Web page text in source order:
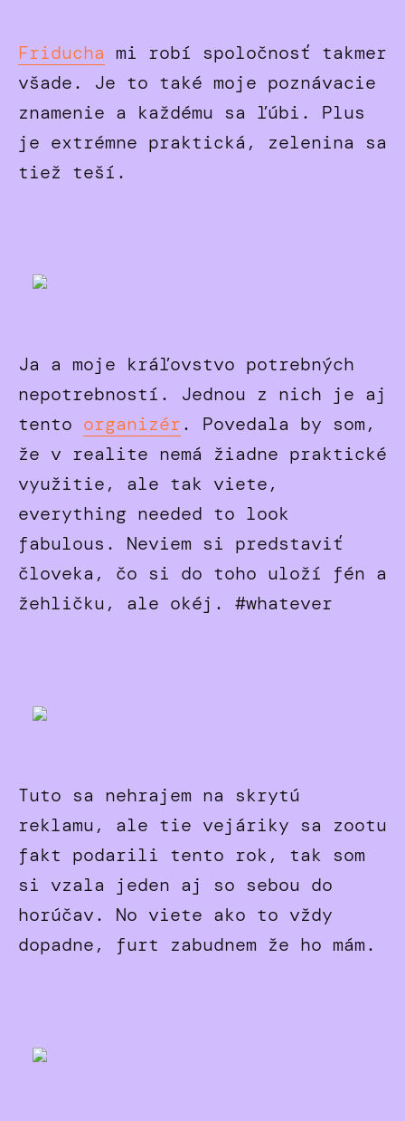
Friducha mi robí spoločnosť takmer
všade. Je to také moje poznávacie
znamenie a každému sa ľúbi. Plus
je extrémne praktická, zelenina sa
tiež teší.
Ja a moje kráľovstvo potrebných
nepotrebností. Jednou z nich je aj
tento organizér. Povedala by som,
že v realite nemá žiadne praktické
využitie, ale tak viete,
everything needed to look
fabulous. Neviem si predstaviť
človeka, čo si do toho uloží fén a
žehličku, ale okéj. #whatever
Tuto sa nehrajem na skrytú
reklamu, ale tie vejáriky sa zootu
fakt podarili tento rok, tak som
si vzala jeden aj so sebou do
horúčav. No viete ako to vždy
dopadne, furt zabudnem že ho mám.